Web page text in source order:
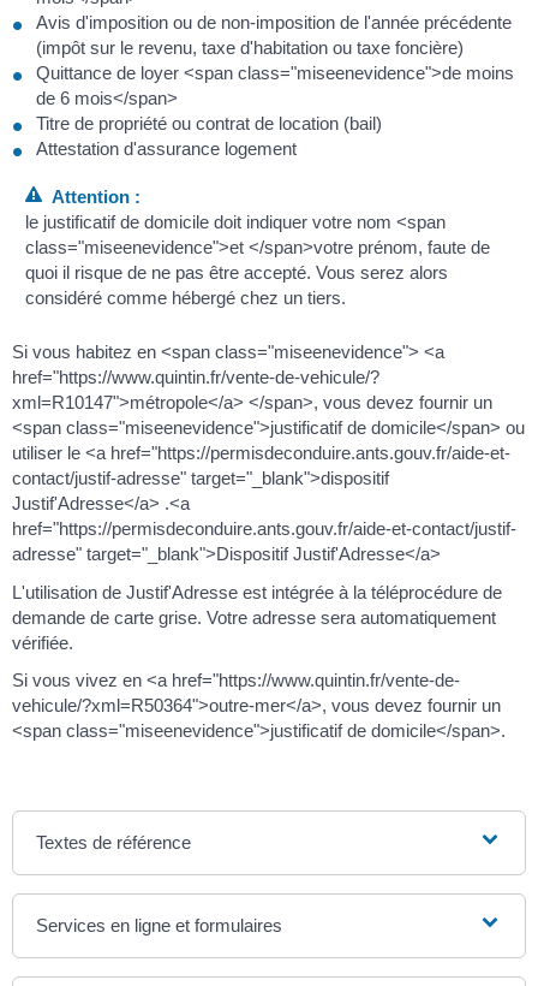
Avis d'imposition ou de non-imposition de l'année précédente
(impôt sur le revenu, taxe d'habitation ou taxe foncière)
Quittance de loyer <span class="miseenevidence">de moins
de 6 mois</span>
Titre de propriété ou contrat de location (bail)
Attestation d'assurance logement
Attention :
le justificatif de domicile doit indiquer votre nom <span
class="miseenevidence">et </span>votre prénom, faute de
quoi il risque de ne pas être accepté. Vous serez alors
considéré comme hébergé chez un tiers.
Si vous habitez en <span class="miseenevidence"> <a
href="https://www.quintin.fr/vente-de-vehicule/?
xml=R10147">métropole</a> </span>, vous devez fournir un
<span class="miseenevidence">justificatif de domicile</span> ou
utiliser le <a href="https://permisdeconduire.ants.gouv.fr/aide-et-
contact/justif-adresse" target="_blank">dispositif
Justif'Adresse</a> .<a
href="https://permisdeconduire.ants.gouv.fr/aide-et-contact/justif-
adresse" target="_blank">Dispositif Justif'Adresse</a>
L'utilisation de Justif'Adresse est intégrée à la téléprocédure de
demande de carte grise. Votre adresse sera automatiquement
vérifiée.
Si vous vivez en <a href="https://www.quintin.fr/vente-de-
vehicule/?xml=R50364">outre-mer</a>, vous devez fournir un
<span class="miseenevidence">justificatif de domicile</span>.
Textes de référence
Services en ligne et formulaires